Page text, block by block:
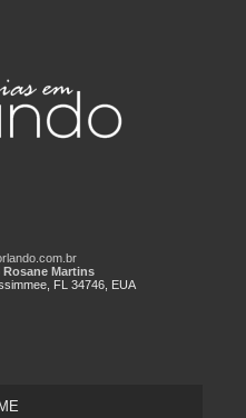
Rosane Martins
FL 34746, EUA